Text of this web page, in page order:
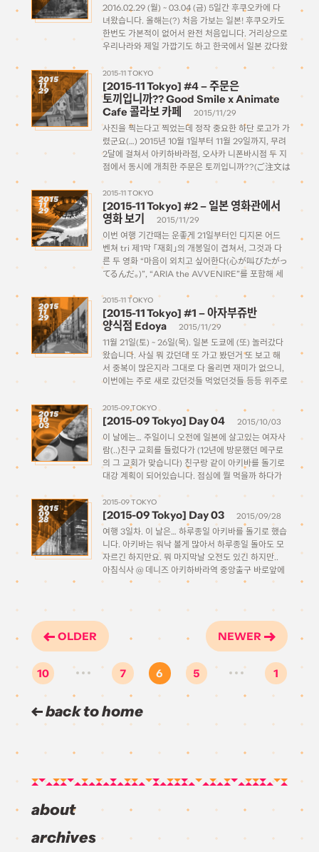
2016.02.29 (월) ~ 03.04 (금) 5일간 후쿠오카에 다
녀왔습니다. 올해는(?) 처음 가보는 일본! 후쿠오카도
한번도 가본적이 없어서 완전 처음입니다. 거리상으로
우리나라와 제일 가깝기도 하고 한국에서 일본 갔다왔
일까 나름 기대하며 가깝지만 먼 나라로 떠났습니다.
dat […]
2015
11
29
2015-11 TOKYO
[2015-11 Tokyo] #4 – 주문은
토끼입니까?? Good Smile x Animate
Cafe 콜라보 카페
2015/11/29
사진을 찍는다고 찍었는데 정작 중요한 하단 로고가 가
렸군요(…) 2015년 10월 1일부터 11월 29일까지, 무려
2달에 걸쳐서 아키하바라점, 오사카 니폰바시점 두 지
점에서 동시에 개최한 주문은 토끼입니까??(ご注文は
うさぎですか？？) 작품의 콜라보 카페입니다. 공홈 출
처
(https://cafe.animate.co.jp/collabo_cafe/1748/?
place=61) 2달씩이나 길게 했기 때문에 기간 종료되기
전에 저도 한번 […]
2015
11
29
2015-11 TOKYO
[2015-11 Tokyo] #2 – 일본 영화관에서
영화 보기
2015/11/29
이번 여행 기간때는 운좋게 21일부터인 디지몬 어드
벤쳐 tri 제1막 「재회」의 개봉일이 겹쳐서, 그것과 다
른 두 영화 “마음이 외치고 싶어한다(心が叫びたがっ
てるんだ。)”, “ARIA the AVVENIRE”를 포함해 세
인 예매도 처음으로 도전해봤는데요, 그 과정을 한번
정리해 남겨볼까 […]
2015
11
29
2015-11 TOKYO
[2015-11 Tokyo] #1 – 아자부쥬반
양식점 Edoya
2015/11/29
11월 21일(토) ~ 26일(목). 일본 도쿄에 (또) 놀러갔다
왔습니다. 사실 뭐 갔던데 또 가고 봤던거 또 보고 해
서 중복이 많은지라 그대로 다 올리면 재미가 없으니,
이번에는 주로 새로 갔던것들 먹었던것들 등등 위주로
지만.. 일단 스타트! […]
2015
10
03
2015-09 TOKYO
[2015-09 Tokyo] Day 04
2015/10/03
이 날에는… 주일이니 오전에 일본에 살고있는 여자사
람(..)친구 교회를 들렀다가 (12년에 방문했던 메구로
의 그 교회가 맞습니다) 친구랑 같이 아키바를 돌기로
대강 계획이 되어있습니다. 점심에 뭘 먹을까 하다가
리필집에선 반반으로 스키야키도 먹을수 있다고 하더
군요. 비슷한 요리 종류라 […]
2015
09
28
2015-09 TOKYO
[2015-09 Tokyo] Day 03
2015/09/28
여행 3일차. 이 날은… 하루종일 아키바를 돌기로 했습
니다. 아키바는 워낙 볼게 많아서 하루종일 돌아도 모
자르긴 하지만요. 뭐 마지막날 오전도 있긴 하지만..
아침식사 @ 데니즈 아키하바라역 중앙출구 바로앞에
데니즈 지점이 있습니다. 7월에 출장갔을때 묵었던 아
다가 늦은 […]
OLDER
1
…
5
6
7
…
10
NEWER
back to home
about
archives